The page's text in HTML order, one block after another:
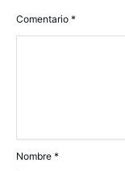
Comentario *
Nombre *